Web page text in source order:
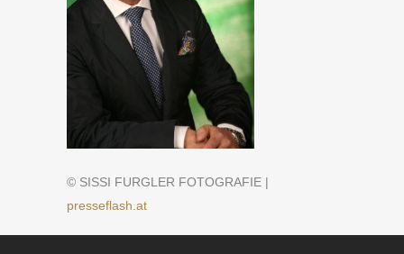
© SISSI FURGLER FOTOGRAFIE |
presseflash.at